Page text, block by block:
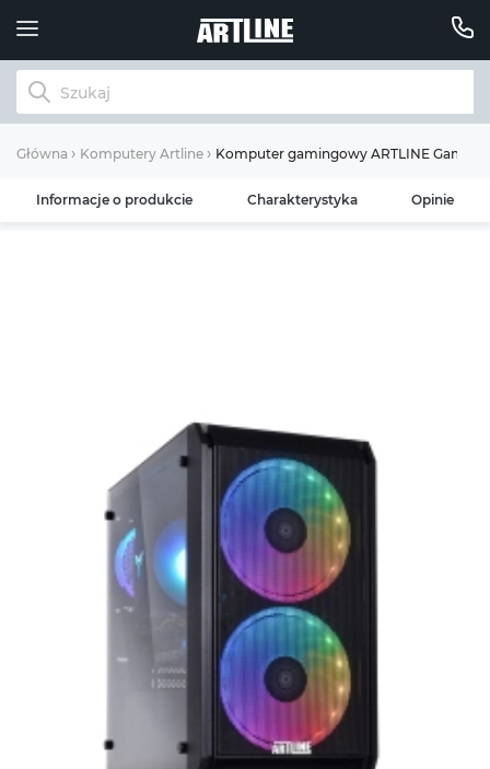
Główna Komputery Artline Komputer gamingowy ARTLINE Gaming
Informacje o produkcie Charakterystyka Opinie